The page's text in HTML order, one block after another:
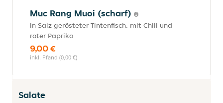
Muc Rang Muoi (scharf)
in Salz gerösteter Tintenfisch, mit Chili und
roter Paprika
9,00 €
inkl. Pfand (0,00 €)
Salate